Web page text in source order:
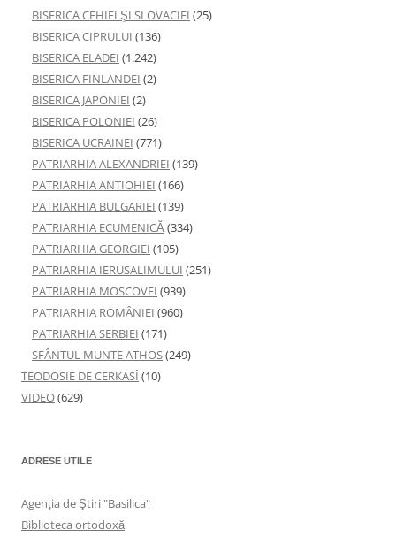
BISERICA CEHIEI ŞI SLOVACIEI (25)
BISERICA CIPRULUI (136)
BISERICA ELADEI (1.242)
BISERICA FINLANDEI (2)
BISERICA JAPONIEI (2)
BISERICA POLONIEI (26)
BISERICA UCRAINEI (771)
PATRIARHIA ALEXANDRIEI (139)
PATRIARHIA ANTIOHIEI (166)
PATRIARHIA BULGARIEI (139)
PATRIARHIA ECUMENICĂ(334)
PATRIARHIA GEORGIEI (105)
PATRIARHIA IERUSALIMULUI (251)
PATRIARHIA MOSCOVEI (939)
PATRIARHIA ROMÂNIEI (960)
PATRIARHIA SERBIEI (171)
SFÂNTUL MUNTE ATHOS(249)
TEODOSIE DE CERKASÎ(10)
VIDEO(629)
ADRESE UTILE
Agenţia de Ştiri "Basilica"
Biblioteca ortodoxă